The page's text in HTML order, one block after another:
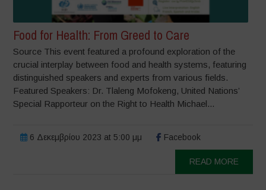
Food for Health: From Greed to Care
Source This event featured a profound exploration of the
crucial interplay between food and health systems, featuring
distinguished speakers and experts from various fields.
Featured Speakers: Dr. Tlaleng Mofokeng, United Nations’
Special Rapporteur on the Right to Health Michael...
6 Δεκεμβρίου 2023 at 5:00 μμ Facebook
READ MORE